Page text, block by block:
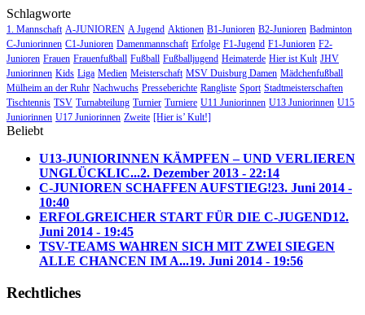
Schlagworte
1. Mannschaft A-JUNIOREN A Jugend Aktionen B1-Junioren B2-Junioren Badminton
C-Juniorinnen C1-Junioren Damenmannschaft Erfolge F1-Jugend F1-Junioren F2-
Junioren Frauen Frauenfußball Fußball Fußballjugend Heimaterde Hier ist Kult JHV
Juniorinnen Kids Liga Medien Meisterschaft MSV Duisburg Damen Mädchenfußball
Mülheim an der Ruhr Nachwuchs Presseberichte Rangliste Sport Stadtmeisterschaften
Tischtennis TSV Turnabteilung Turnier Turniere U11 Juniorinnen U13 Juniorinnen U15
Juniorinnen U17 Juniorinnen Zweite [Hier is’ Kult!]
Beliebt
U13-JUNIORINNEN KÄMPFEN – UND VERLIEREN
UNGLÜCKLIC...2. Dezember 2013 - 22:14
C-JUNIOREN SCHAFFEN AUFSTIEG!23. Juni 2014 -
10:40
ERFOLGREICHER START FÜR DIE C-JUGEND12.
Juni 2014 - 19:45
TSV-TEAMS WAHREN SICH MIT ZWEI SIEGEN
ALLE CHANCEN IM A...19. Juni 2014 - 19:56
Rechtliches